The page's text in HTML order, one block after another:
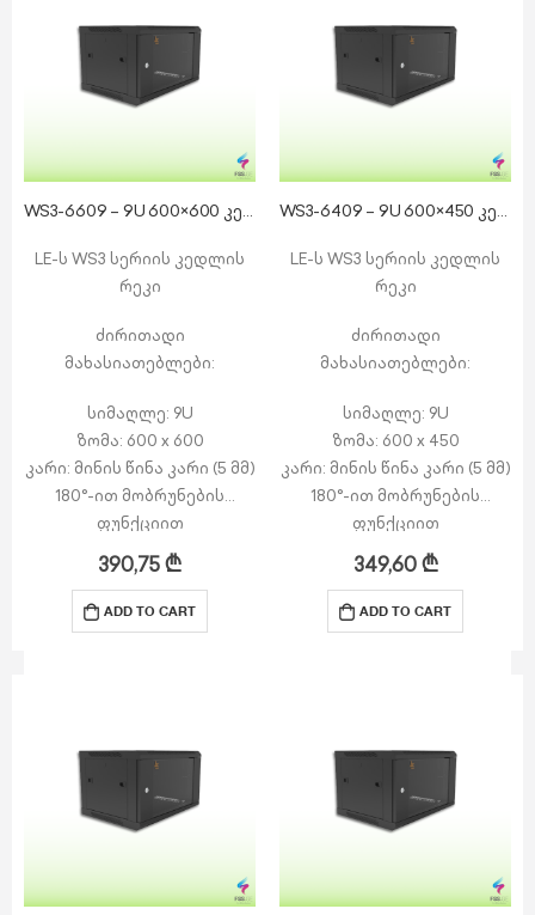
WS3-6609 – 9U 600×600 კედლის რეკი
LE-ს WS3 სერიის კედლის
რეკი
ძირითადი
მახასიათებლები:
სიმაღლე: 9U
ზომა: 600 x 600
კარი: მინის წინა კარი (5 მმ)
180°-ით მობრუნების
ფუნქციით
გვერდით პანელები:
მოხსნადი გვერდითი
პანელები საკეტით
ზედა ნაწილი:…
390,75₾
ADD TO CART
WS3-6409 – 9U 600×450 კედლის რეკი
LE-ს WS3 სერიის კედლის
რეკი
ძირითადი
მახასიათებლები:
სიმაღლე: 9U
ზომა: 600 x 450
კარი: მინის წინა კარი (5 მმ)
180°-ით მობრუნების
ფუნქციით
გვერდით პანელები:
მოხსნადი გვერდითი
პანელები საკეტით
ზედა ნაწილი:…
349,60₾
ADD TO CART